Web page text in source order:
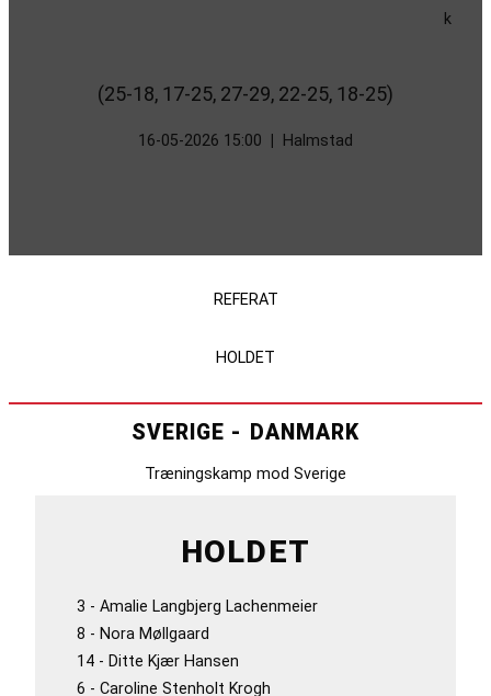
(25-18, 17-25, 27-29, 22-25, 18-25)
16-05-2026 15:00 Halmstad
REFERAT
HOLDET
SVERIGE - DANMARK
Træningskamp mod Sverige
HOLDET
3 - Amalie Langbjerg Lachenmeier
8 - Nora Møllgaard
14 - Ditte Kjær Hansen
6 - Caroline Stenholt Krogh